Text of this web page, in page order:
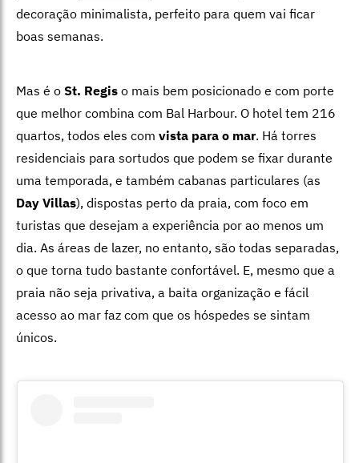
decoração minimalista, perfeito para quem vai ficar
boas semanas.
Mas é o St. Regis o mais bem posicionado e com porte
que melhor combina com Bal Harbour. O hotel tem 216
quartos, todos eles com vista para o mar. Há torres
residenciais para sortudos que podem se fixar durante
uma temporada, e também cabanas particulares (as
Day Villas), dispostas perto da praia, com foco em
turistas que desejam a experiência por ao menos um
dia. As áreas de lazer, no entanto, são todas separadas,
o que torna tudo bastante confortável. E, mesmo que a
praia não seja privativa, a baita organização e fácil
acesso ao mar faz com que os hóspedes se sintam
únicos.